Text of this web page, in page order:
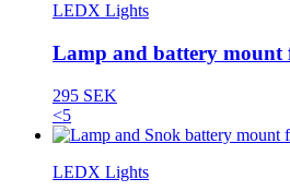
LEDX Lights
Lamp and battery mount
295 SEK
<5
LEDX Lights